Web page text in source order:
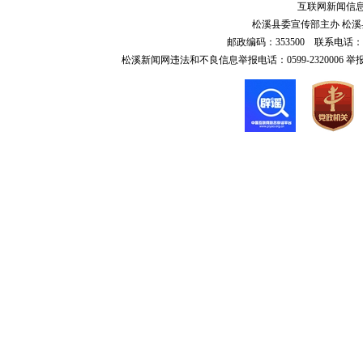
互联网新闻信
松溪县委宣传部主办 松
邮政编码：353500 联系电话：
松溪新闻网违法和不良信息举报电话：0599-2320006 举